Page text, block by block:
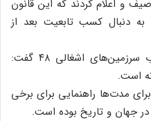
و اعلام کردند که این قانون
به دنبال کسب تابعیت بعد از
"محمد برکه " یکی از رهبران اعراب سرزمین‌های اشغالی ۴۸ گفت:
است.
مدت‌ها راهنمایی برای برخی
جهان و تاریخ بوده است.